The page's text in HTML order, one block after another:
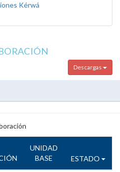
Kérwá
Descargas
UNIDAD
BASE
ESTADO